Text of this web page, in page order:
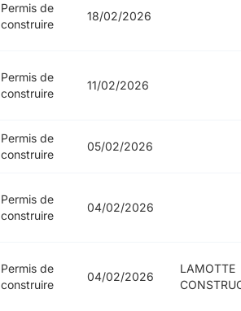
Permis de
construire
18/02/2026
Permis de
construire
11/02/2026
Permis de
construire
05/02/2026
Permis de
construire
04/02/2026
Permis de
construire
04/02/2026
LAMOTTE